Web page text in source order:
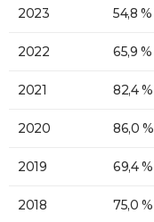
2023 54,8 %
2022 65,9 %
2021 82,4 %
2020 86,0 %
2019 69,4 %
2018 75,0 %